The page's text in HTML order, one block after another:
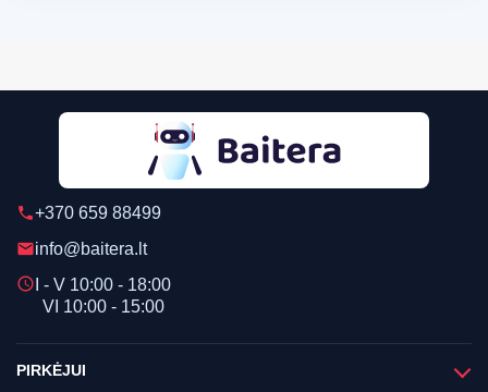
phone+370 659 88499
emailinfo@baitera.lt
schedule I - V 10:00 - 18:00
VI 10:00 - 15:00
PIRKĖJUI